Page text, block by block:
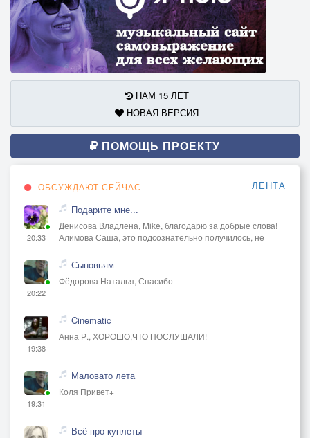
НАМ 15 ЛЕТ
НОВАЯ ВЕРСИЯ
ПОМОЩЬ ПРОЕКТУ
ОБСУЖДАЮТ СЕЙЧАС ЛЕНТА
20:33
Подарите мне...
Денисова Владлена, Mike, благодарю за добрые слова!
Алимова Саша, это подсознательно получилось, не
20:22
Сыновьям
Фёдорова Наталья, Спасибо
19:38
Cinematic
Анна Р., ХОРОШО,ЧТО ПОСЛУШАЛИ!
19:31
Маловато лета
Коля Привет+
Всё про куплеты